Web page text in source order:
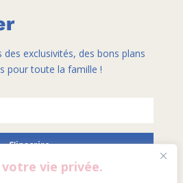
vie privée.
des exclusivités, des bons plans
pour toute la famille !
S'inscrire